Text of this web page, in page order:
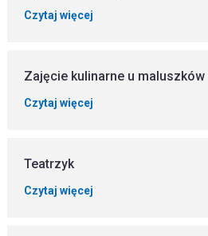
Czytaj więcej
Zajęcie kulinarne u maluszków
Czytaj więcej
Teatrzyk
Czytaj więcej